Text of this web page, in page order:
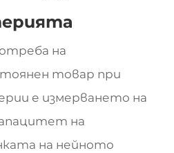
на
товар при
е измерването на
на
на нейното